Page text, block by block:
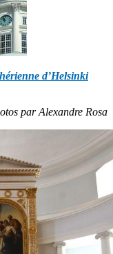
d’Helsinki
par Alexandre Rosa